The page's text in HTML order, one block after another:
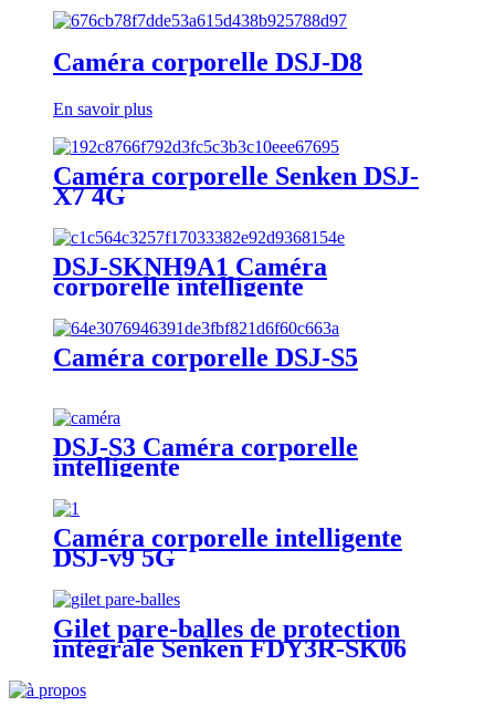
Caméra corporelle DSJ-D8
En savoir plus
Caméra corporelle Senken DSJ-
X7 4G
DSJ-SKNH9A1 Caméra
corporelle intelligente
Caméra corporelle DSJ-S5
DSJ-S3 Caméra corporelle
intelligente
Caméra corporelle intelligente
DSJ-v9 5G
Gilet pare-balles de protection
intégrale Senken FDY3R-SK06